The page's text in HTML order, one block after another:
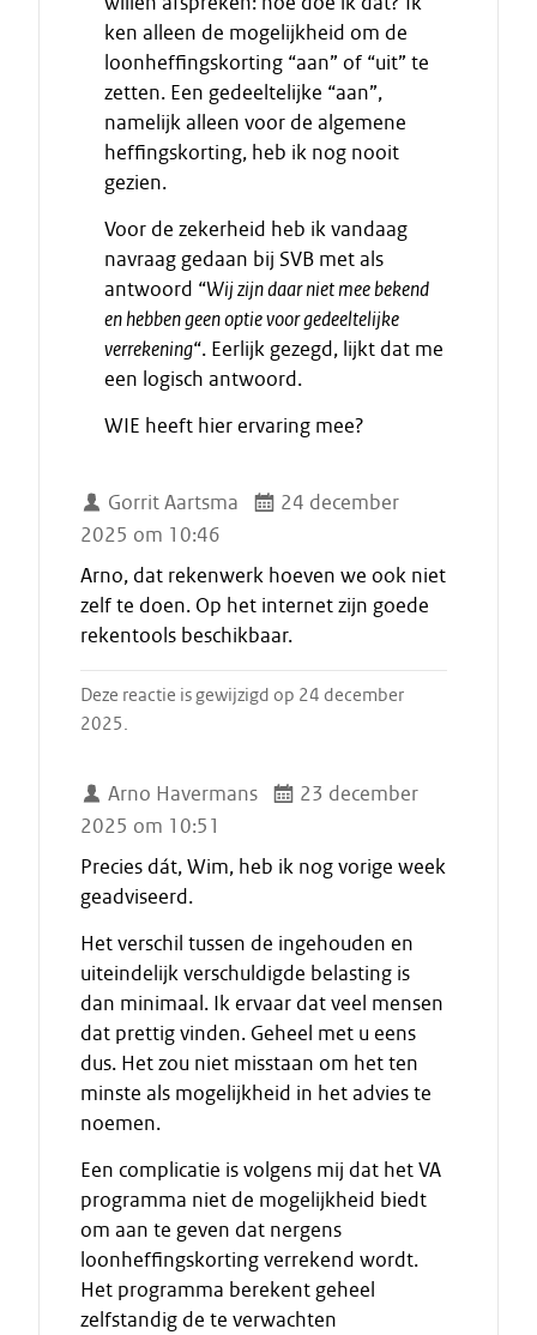
ken alleen de mogelijkheid om de
loonheffingskorting “aan” of “uit” te
zetten. Een gedeeltelijke “aan”,
namelijk alleen voor de algemene
heffingskorting, heb ik nog nooit
gezien.
Voor de zekerheid heb ik vandaag
navraag gedaan bij SVB met als
antwoord “Wij zijn daar niet mee bekend
en hebben geen optie voor gedeeltelijke
verrekening“. Eerlijk gezegd, lijkt dat me
een logisch antwoord.
WIE heeft hier ervaring mee?
Gorrit Aartsma
24 december
2025 om 10:46
Arno, dat rekenwerk hoeven we ook niet
zelf te doen. Op het internet zijn goede
rekentools beschikbaar.
Deze reactie is gewijzigd op 24 december
2025.
Arno Havermans
23 december
2025 om 10:51
Precies dát, Wim, heb ik nog vorige week
geadviseerd.
Het verschil tussen de ingehouden en
uiteindelijk verschuldigde belasting is
dan minimaal. Ik ervaar dat veel mensen
dat prettig vinden. Geheel met u eens
dus. Het zou niet misstaan om het ten
minste als mogelijkheid in het advies te
noemen.
Een complicatie is volgens mij dat het VA
programma niet de mogelijkheid biedt
om aan te geven dat nergens
loonheffingskorting verrekend wordt.
Het programma berekent geheel
zelfstandig de te verwachten